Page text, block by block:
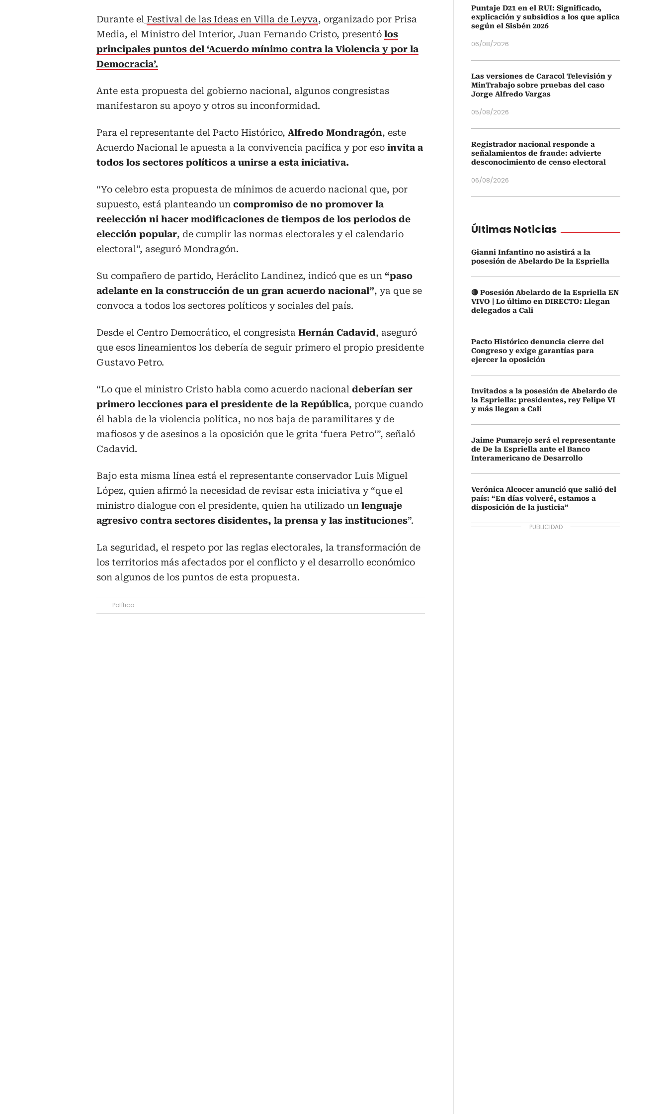
Durante el Festival de las Ideas en Villa de Leyva, organizado por Prisa
Media, el Ministro del Interior, Juan Fernando Cristo, presentó los
principales puntos del ‘Acuerdo mínimo contra la Violencia y por la
Democracia’.
Ante esta propuesta del gobierno nacional, algunos congresistas
manifestaron su apoyo y otros su inconformidad.
Para el representante del Pacto Histórico, Alfredo Mondragón, este
Acuerdo Nacional le apuesta a la convivencia pacífica y por eso invita a
todos los sectores políticos a unirse a esta iniciativa.
“Yo celebro esta propuesta de mínimos de acuerdo nacional que, por
supuesto, está planteando un compromiso de no promover la
reelección ni hacer modificaciones de tiempos de los periodos de
elección popular, de cumplir las normas electorales y el calendario
electoral”, aseguró Mondragón.
Su compañero de partido, Heráclito Landinez, indicó que es un “paso
adelante en la construcción de un gran acuerdo nacional”, ya que se
convoca a todos los sectores políticos y sociales del país.
Desde el Centro Democrático, el congresista Hernán Cadavid, aseguró
que esos lineamientos los debería de seguir primero el propio presidente
Gustavo Petro.
“Lo que el ministro Cristo habla como acuerdo nacional deberían ser
primero lecciones para el presidente de la República, porque cuando
él habla de la violencia política, no nos baja de paramilitares y de
mafiosos y de asesinos a la oposición que le grita ‘fuera Petro’”, señaló
Cadavid.
Bajo esta misma línea está el representante conservador Luis Miguel
López, quien afirmó la necesidad de revisar esta iniciativa y “que el
ministro dialogue con el presidente, quien ha utilizado un lenguaje
agresivo contra sectores disidentes, la prensa y las instituciones”.
La seguridad, el respeto por las reglas electorales, la transformación de
los territorios más afectados por el conflicto y el desarrollo económico
son algunos de los puntos de esta propuesta.
Política
Puntaje D21 en el RUI: Significado,
explicación y subsidios a los que aplica
según el Sisbén 2026
06/08/2026
Las versiones de Caracol Televisión y
MinTrabajo sobre pruebas del caso
Jorge Alfredo Vargas
05/08/2026
Registrador nacional responde a
señalamientos de fraude: advierte
desconocimiento de censo electoral
06/08/2026
Últimas Noticias
Gianni Infantino no asistirá a la
posesión de Abelardo De la Espriella
🔴 Posesión Abelardo de la Espriella EN
VIVO | Lo último en DIRECTO: Llegan
delegados a Cali
Pacto Histórico denuncia cierre del
Congreso y exige garantías para
ejercer la oposición
Invitados a la posesión de Abelardo de
la Espriella: presidentes, rey Felipe VI
y más llegan a Cali
Jaime Pumarejo será el representante
de De la Espriella ante el Banco
Interamericano de Desarrollo
Verónica Alcocer anunció que salió del
país: “En días volveré, estamos a
disposición de la justicia”